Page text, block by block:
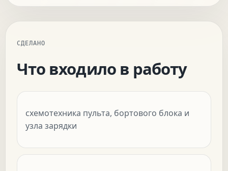
СДЕЛАНО
Что входило в работу
схемотехника пульта, бортового блока и
узла зарядки